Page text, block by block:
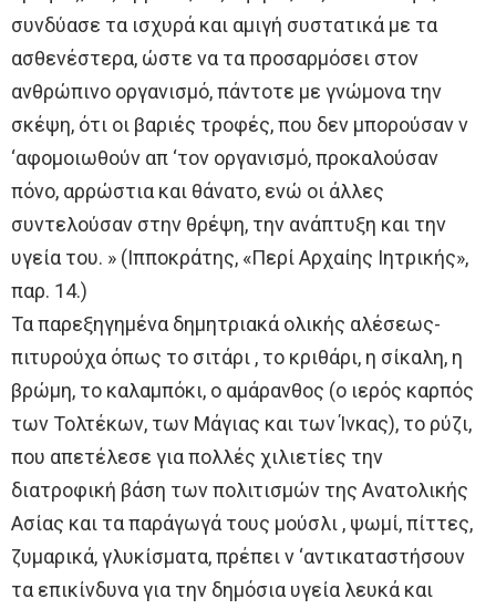
συνδύασε τα ισχυρά και αμιγή συστατικά με τα
ασθενέστερα, ώστε να τα προσαρμόσει στον
ανθρώπινο οργανισμό, πάντοτε με γνώμονα την
σκέψη, ότι οι βαριές τροφές, που δεν μπορούσαν ν
‘αφομοιωθούν απ ‘τον οργανισμό, προκαλούσαν
πόνο, αρρώστια και θάνατο, ενώ οι άλλες
συντελούσαν στην θρέψη, την ανάπτυξη και την
υγεία του. » (Ιπποκράτης, «Περί Αρχαίης Ιητρικής»,
παρ. 14.)
Τα παρεξηγημένα δημητριακά ολικής αλέσεως-
πιτυρούχα όπως το σιτάρι , το κριθάρι, η σίκαλη, η
βρώμη, το καλαμπόκι, ο αμάρανθος (ο ιερός καρπός
των Τολτέκων, των Μάγιας και των Ίνκας), το ρύζι,
που απετέλεσε για πολλές χιλιετίες την
διατροφική βάση των πολιτισμών της Ανατολικής
Ασίας και τα παράγωγά τους μούσλι , ψωμί, πίττες,
ζυμαρικά, γλυκίσματα, πρέπει ν ‘αντικαταστήσουν
τα επικίνδυνα για την δημόσια υγεία λευκά και